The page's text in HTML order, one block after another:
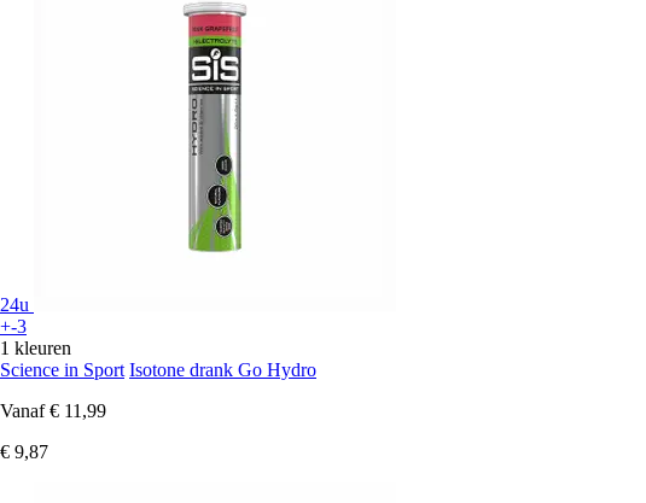
24u
+-3
1 kleuren
Science in Sport Isotone drank Go Hydro
Vanaf € 11,99
€ 9,87